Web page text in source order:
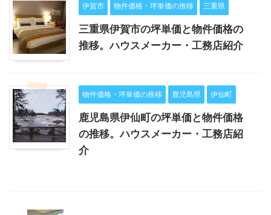
伊賀市 物件価格・坪単価の推移 三重県
三重県伊賀市の坪単価と物件価格の
推移。ハウスメーカー・工務店紹介
物件価格・坪単価の推移 鹿児島県 伊仙町
鹿児島県伊仙町の坪単価と物件価格
の推移。ハウスメーカー・工務店紹
介